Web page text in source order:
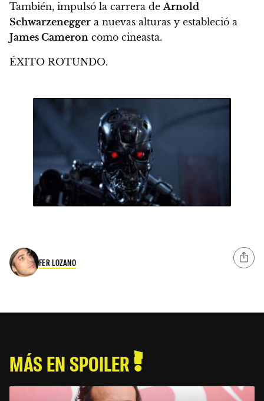
También, impulsó la carrera deArnold
Schwarzenegger a nuevas alturas y estableció a
James Cameron como cineasta.
ÉXITO ROTUNDO.
FER LOZANO
MÁS EN SPOILER